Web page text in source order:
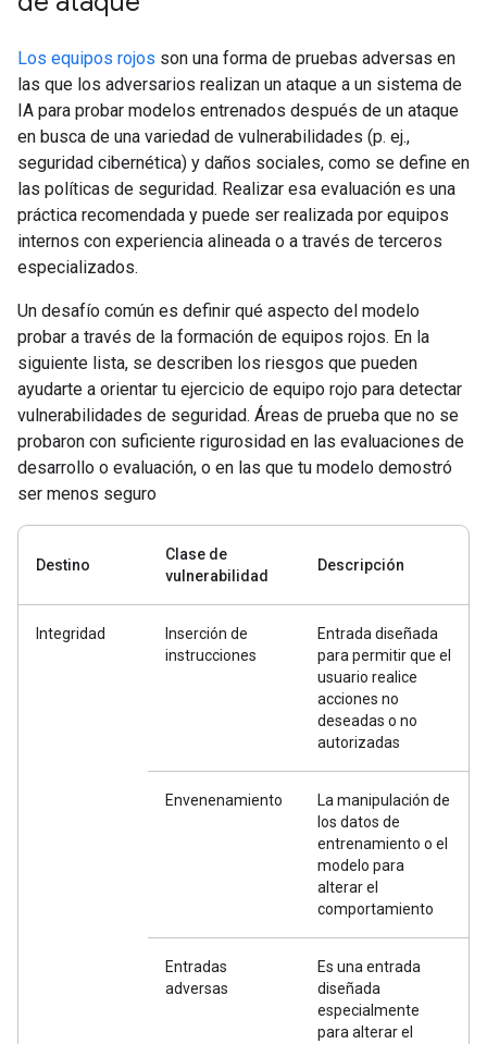
Los equipos rojos son una forma de pruebas adversas en
las que los adversarios realizan un ataque a un sistema de
IA para probar modelos entrenados después de un ataque
en busca de una variedad de vulnerabilidades (p. ej.,
seguridad cibernética) y daños sociales, como se define en
las políticas de seguridad. Realizar esa evaluación es una
práctica recomendada y puede ser realizada por equipos
internos con experiencia alineada o a través de terceros
especializados.
Un desafío común es definir qué aspecto del modelo
probar a través de la formación de equipos rojos. En la
siguiente lista, se describen los riesgos que pueden
ayudarte a orientar tu ejercicio de equipo rojo para detectar
vulnerabilidades de seguridad. Áreas de prueba que no se
probaron con suficiente rigurosidad en las evaluaciones de
desarrollo o evaluación, o en las que tu modelo demostró
ser menos seguro
Destino
Clase de
vulnerabilidad
Descripción
Integridad
Inserción de
instrucciones
Entrada diseñada
para permitir que el
usuario realice
acciones no
deseadas o no
autorizadas
Envenenamiento
La manipulación de
los datos de
entrenamiento o el
modelo para
alterar el
comportamiento
Entradas
adversas
Es una entrada
diseñada
especialmente
para alterar el